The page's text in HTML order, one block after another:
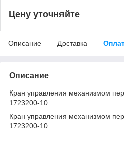
Цену уточняйте
Описание Доставка
Описание
Кран управления механизмом
1723200-10
Кран управления механизмом
1723200-10